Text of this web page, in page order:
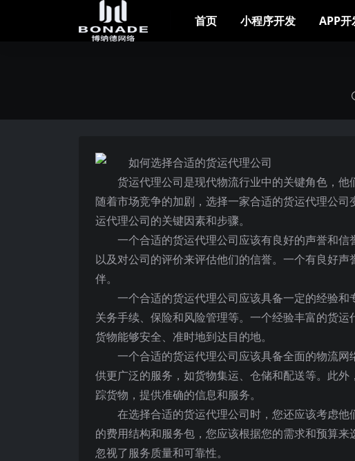
首页 小程序开发 APP开
货运代理公司是现代物流行业中的关键角色，
随着市场竞争的加剧，选择一家合适的货运代理公
运代理公司的关键因素和步骤。
一个合适的货运代理公司应该有良好的声誉和
以及对公司的评价来评估他们的信誉。一个有良好
伴。
一个合适的货运代理公司应该具备一定的经验和
关务手续、保险和风险管理等。一个经验丰富的货
货物能够安全、准时地到达目的地。
一个合适的货运代理公司应该具备全面的物流
供更广泛的服务，如货物集运、仓储和配送等。此
踪货物，提供准确的信息和服务。
在选择合适的货运代理公司时，您还应该考虑
的费用结构和服务包，您应该根据您的需求和预算
忽视了服务质量和可靠性。